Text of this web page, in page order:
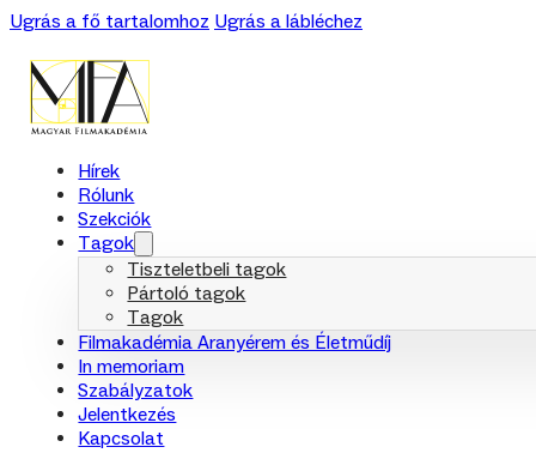
Ugrás a fő tartalomhoz Ugrás a lábléchez
Hírek
Rólunk
Szekciók
Tagok
Tiszteletbeli tagok
Pártoló tagok
Tagok
Filmakadémia Aranyérem és Életműdíj
In memoriam
Szabályzatok
Jelentkezés
Kapcsolat